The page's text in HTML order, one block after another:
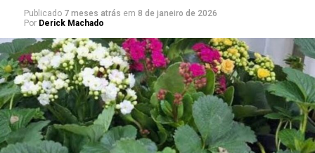
Publicado 7 meses atrás em 8 de janeiro de 2026
Por Derick Machado